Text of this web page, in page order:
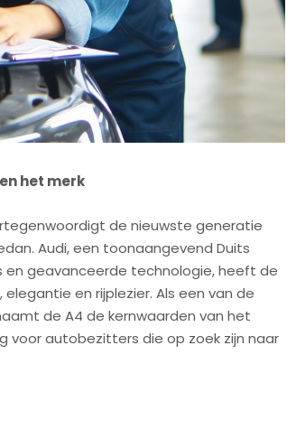
het merk
de nieuwste generatie
Audi, een toonaangevend Duits
en geavanceerde technologie, heeft de
en rijplezier. Als een van de
de A4 de kernwaarden van het
voor autobezitters die op zoek zijn naar